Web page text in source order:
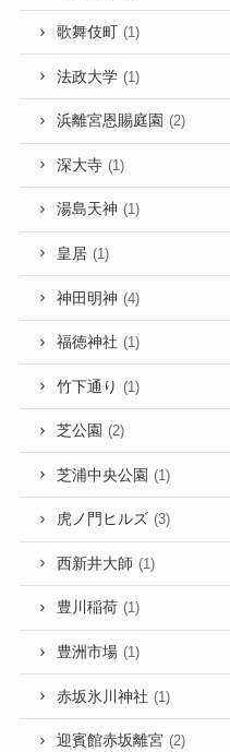
歌舞伎町 (1)
法政大学 (1)
浜離宮恩賜庭園 (2)
深大寺 (1)
湯島天神 (1)
皇居 (1)
神田明神 (4)
福徳神社 (1)
竹下通り (1)
芝公園 (2)
芝浦中央公園 (1)
虎ノ門ヒルズ (3)
西新井大師 (1)
豊川稲荷 (1)
豊洲市場 (1)
赤坂氷川神社 (1)
迎賓館赤坂離宮 (2)